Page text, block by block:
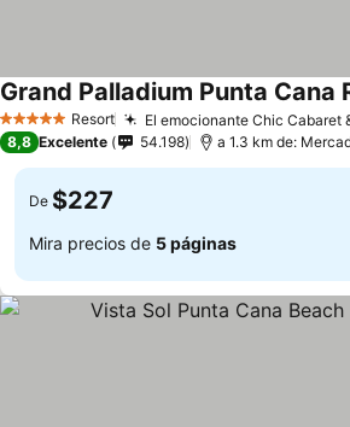
5 Estrellas Resort El emocionante Chic Cabaret
Grand Palladium Punta Cana
8,8 Excelente 54.198 a 1.3 km de:
De $227
Mira precios de 5 páginas